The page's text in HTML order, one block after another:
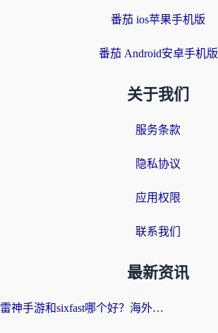
番茄 ios苹果手机版
番茄 Android安卓手机版
关于我们
服务条款
隐私协议
应用权限
联系我们
最新资讯
雷神手游和sixfast哪个好？海外党亲测3款回国加速器，教你选对不踩坑